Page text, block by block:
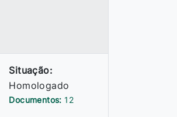
Situação:
Homologado
Documentos:12